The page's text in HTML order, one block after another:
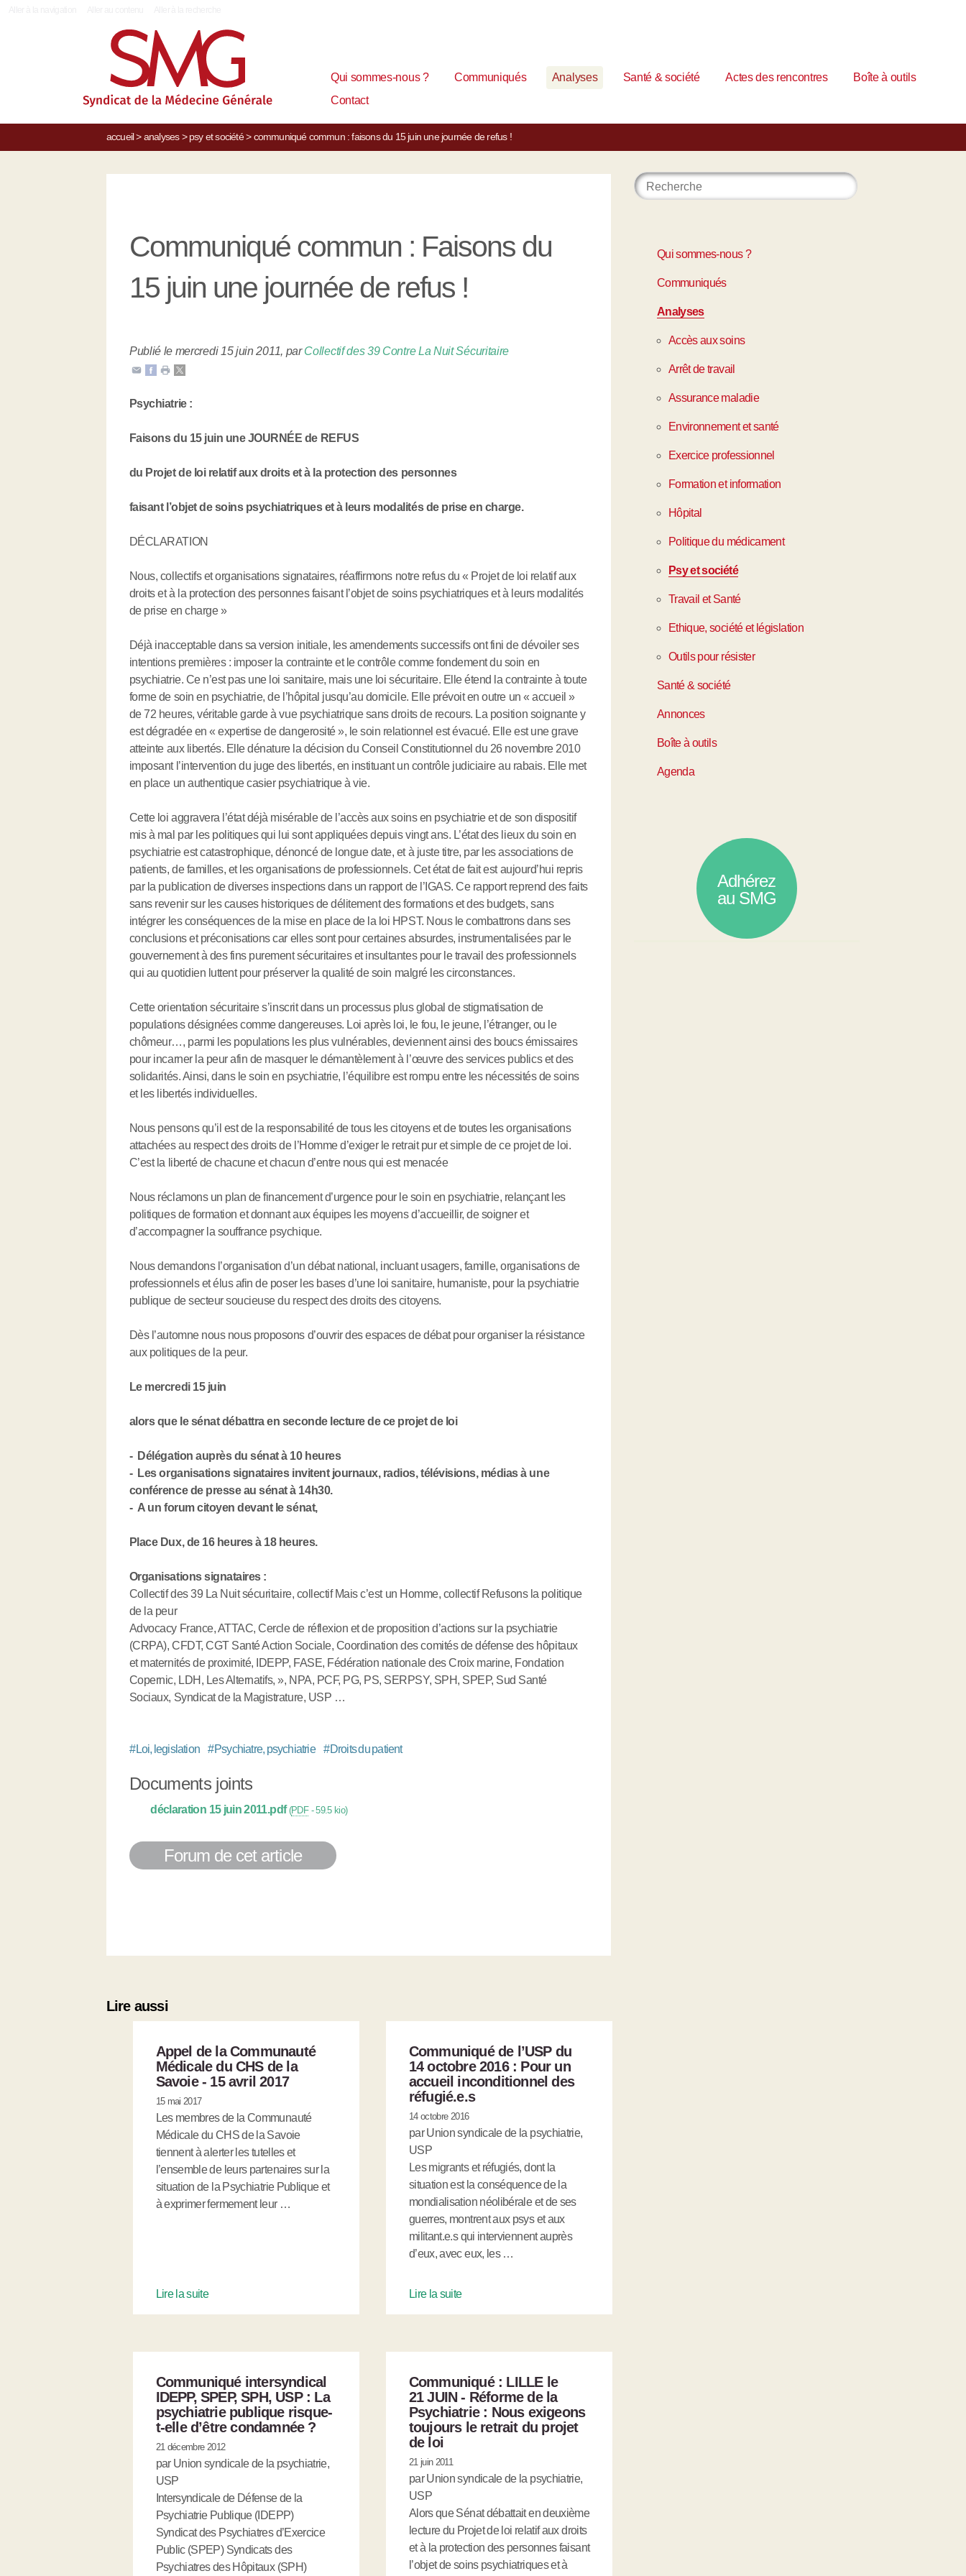
Qui sommes-nous ? Communiqués Analyses Santé & société Actes des rencontres
Boîte à outils
Contact
accueil> analyses> psy et société> communiqué commun : faisons du 15 juin une journée de refus !
Communiqué commun : Faisons du
15 juin une journée de refus !
Publié le mercredi 15 juin 2011, parCollectif des 39 Contre La Nuit Sécuritaire
Psychiatrie :
Faisons du 15 juin une JOURNÉE de REFUS
du Projet de loi relatif aux droits et à la protection des personnes
faisant l’objet de soins psychiatriques et à leurs modalités de prise en charge.
DÉCLARATION
Nous, collectifs et organisations signataires, réaffirmons notre refus du « Projet de loi relatif aux
droits et à la protection des personnes faisant l’objet de soins psychiatriques et à leurs modalités
de prise en charge »
Déjà inacceptable dans sa version initiale, les amendements successifs ont fini de dévoiler ses
intentions premières : imposer la contrainte et le contrôle comme fondement du soin en
psychiatrie. Ce n’est pas une loi sanitaire, mais une loi sécuritaire. Elle étend la contrainte à toute
forme de soin en psychiatrie, de l’hôpital jusqu’au domicile. Elle prévoit en outre un « accueil »
de 72 heures, véritable garde à vue psychiatrique sans droits de recours. La position soignante y
est dégradée en « expertise de dangerosité », le soin relationnel est évacué. Elle est une grave
atteinte aux libertés. Elle dénature la décision du Conseil Constitutionnel du 26 novembre 2010
imposant l’intervention du juge des libertés, en instituant un contrôle judiciaire au rabais. Elle met
en place un authentique casier psychiatrique à vie.
Cette loi aggravera l’état déjà misérable de l’accès aux soins en psychiatrie et de son dispositif
mis à mal par les politiques qui lui sont appliquées depuis vingt ans. L’état des lieux du soin en
psychiatrie est catastrophique, dénoncé de longue date, et à juste titre, par les associations de
patients, de familles, et les organisations de professionnels. Cet état de fait est aujourd’hui repris
par la publication de diverses inspections dans un rapport de l’IGAS. Ce rapport reprend des faits
sans revenir sur les causes historiques de délitement des formations et des budgets, sans
intégrer les conséquences de la mise en place de la loi HPST. Nous le combattrons dans ses
conclusions et préconisations car elles sont pour certaines absurdes, instrumentalisées par le
gouvernement à des fins purement sécuritaires et insultantes pour le travail des professionnels
qui au quotidien luttent pour préserver la qualité de soin malgré les circonstances.
Cette orientation sécuritaire s’inscrit dans un processus plus global de stigmatisation de
populations désignées comme dangereuses. Loi après loi, le fou, le jeune, l’étranger, ou le
chômeur…, parmi les populations les plus vulnérables, deviennent ainsi des boucs émissaires
pour incarner la peur afin de masquer le démantèlement à l’œuvre des services publics et des
solidarités. Ainsi, dans le soin en psychiatrie, l’équilibre est rompu entre les nécessités de soins
et les libertés individuelles.
Nous pensons qu’il est de la responsabilité de tous les citoyens et de toutes les organisations
attachées au respect des droits de l’Homme d’exiger le retrait pur et simple de ce projet de loi.
C’est la liberté de chacune et chacun d’entre nous qui est menacée
Nous réclamons un plan de financement d’urgence pour le soin en psychiatrie, relançant les
politiques de formation et donnant aux équipes les moyens d’accueillir, de soigner et
d’accompagner la souffrance psychique.
Nous demandons l’organisation d’un débat national, incluant usagers, famille, organisations de
professionnels et élus afin de poser les bases d’une loi sanitaire, humaniste, pour la psychiatrie
publique de secteur soucieuse du respect des droits des citoyens.
Dès l’automne nous nous proposons d’ouvrir des espaces de débat pour organiser la résistance
aux politiques de la peur.
Le mercredi 15 juin
alors que le sénat débattra en seconde lecture de ce projet de loi
- Délégation auprès du sénat à 10 heures
- Les organisations signataires invitent journaux, radios, télévisions, médias à une
conférence de presse au sénat à 14h30.
- A un forum citoyen devant le sénat,
Place Dux, de 16 heures à 18 heures.
Organisations signataires :
Collectif des 39 La Nuit sécuritaire, collectif Mais c’est un Homme, collectif Refusons la politique
de la peur
Advocacy France, ATTAC, Cercle de réflexion et de proposition d’actions sur la psychiatrie
(CRPA), CFDT, CGT Santé Action Sociale, Coordination des comités de défense des hôpitaux
et maternités de proximité, IDEPP, FASE, Fédération nationale des Croix marine, Fondation
Copernic, LDH, Les Alternatifs, », NPA, PCF, PG, PS, SERPSY, SPH, SPEP, Sud Santé
Sociaux, Syndicat de la Magistrature, USP …
#Loi, legislation #Psychiatre, psychiatrie #Droits du patient
Documents joints
déclaration 15 juin 2011.pdf (PDF-59.5 kio)
Forum de cet article
Lire aussi
Appel de la Communauté
Médicale du CHS de la
Savoie - 15 avril 2017
15 mai 2017
Les membres de la Communauté
Médicale du CHS de la Savoie
tiennent à alerter les tutelles et
l’ensemble de leurs partenaires sur la
situation de la Psychiatrie Publique et
à exprimer fermement leur …
Lire la suite
Communiqué de l’USP du
14 octobre 2016 : Pour un
accueil inconditionnel des
réfugié.e.s
14 octobre 2016
par Union syndicale de la psychiatrie,
USP
Les migrants et réfugiés, dont la
situation est la conséquence de la
mondialisation néolibérale et de ses
guerres, montrent aux psys et aux
militant.e.s qui interviennent auprès
d’eux, avec eux, les …
Lire la suite
Communiqué intersyndical
IDEPP, SPEP, SPH, USP : La
psychiatrie publique risque-
t-elle d’être condamnée ?
21 décembre 2012
par Union syndicale de la psychiatrie,
USP
Intersyndicale de Défense de la
Psychiatrie Publique (IDEPP)
Syndicat des Psychiatres d’Exercice
Public (SPEP) Syndicats des
Psychiatres des Hôpitaux (SPH)
Communiqué : LILLE le
21 JUIN - Réforme de la
Psychiatrie : Nous exigeons
toujours le retrait du projet
de loi
21 juin 2011
par Union syndicale de la psychiatrie,
USP
Alors que Sénat débattait en deuxième
lecture du Projet de loi relatif aux droits
et à la protection des personnes faisant
l’objet de soins psychiatriques et à
Qui sommes-nous ?
Communiqués
Analyses
Accès aux soins
Arrêt de travail
Assurance maladie
Environnement et santé
Exercice professionnel
Formation et information
Hôpital
Politique du médicament
Psy et société
Travail et Santé
Ethique, société et législation
Outils pour résister
Santé & société
Annonces
Boîte à outils
Agenda
Adhérez
au SMG